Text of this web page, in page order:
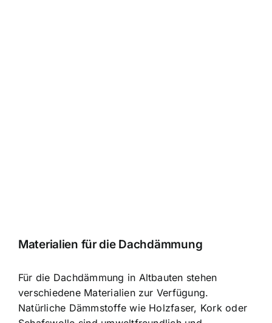
Materialien für die Dachdämmung
Für die Dachdämmung in Altbauten stehen
verschiedene Materialien zur Verfügung.
Natürliche Dämmstoffe wie Holzfaser, Kork oder